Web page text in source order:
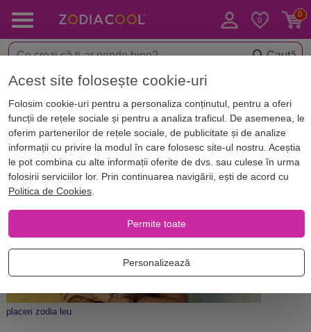
Caută
Acasă Blog Horoscop. Zodii
Plăcerile zodiilor. În pat cu nativii
din zodia Leu
placeri zodia leu
Acest site folosește cookie-uri
Folosim cookie-uri pentru a personaliza conținutul, pentru a oferi
funcții de rețele sociale și pentru a analiza traficul. De asemenea, le
oferim partenerilor de rețele sociale, de publicitate și de analize
informații cu privire la modul în care folosesc site-ul nostru. Aceștia
le pot combina cu alte informații oferite de dvs. sau culese în urma
folosirii serviciilor lor. Prin continuarea navigării, ești de acord cu
Politica de Cookies.
Permite toate
Personalizează